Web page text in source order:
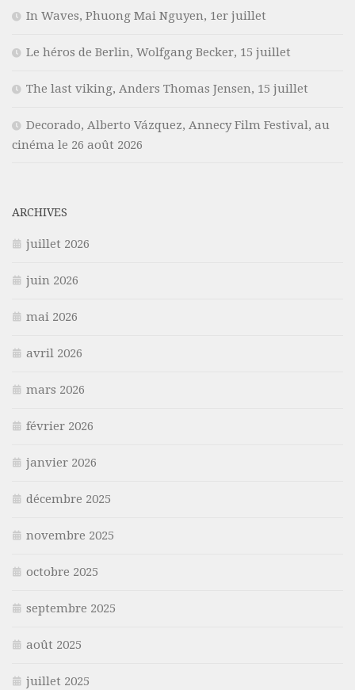
In Waves, Phuong Mai Nguyen, 1er juillet
Le héros de Berlin, Wolfgang Becker, 15 juillet
The last viking, Anders Thomas Jensen, 15 juillet
Decorado, Alberto Vázquez, Annecy Film Festival, au
cinéma le 26 août 2026
ARCHIVES
juillet 2026
juin 2026
mai 2026
avril 2026
mars 2026
février 2026
janvier 2026
décembre 2025
novembre 2025
octobre 2025
septembre 2025
août 2025
juillet 2025